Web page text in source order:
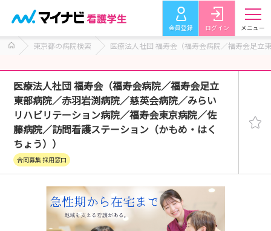
会員登録 ログイン メニュー
東京都の病院検索 医療法人社団 福寿会（福寿会病院／福寿会足立
医療法人社団 福寿会（福寿会病院／福寿会足立
東部病院／赤羽岩渕病院／慈英会病院／みらい
リハビリテーション病院／福寿会東京病院／佐
藤病院／訪問看護ステーション（かもめ・はく
ちょう））
合同募集 採用窓口